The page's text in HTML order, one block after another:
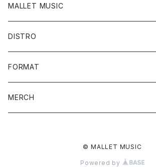
MALLET MUSIC
DISTRO
FORMAT
CD
MERCH
© MALLET MUSIC
Powered by